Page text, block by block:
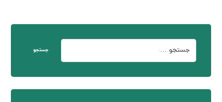
جستجو